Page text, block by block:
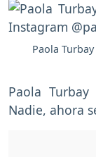
Paola
Paola
Nadie, ahora